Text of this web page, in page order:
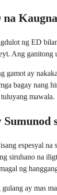
ng ED
Ang
gamot ay
bagay nang
mawala.
espesyal
siruhano na
ng
ay mas